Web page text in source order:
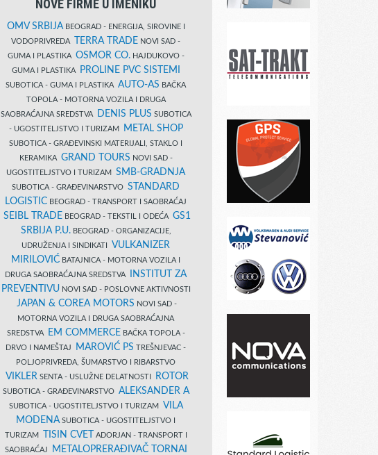
NOVE FIRME U IMENIKU
OMV SRBIJABEOGRAD - ENERGIJA, SIROVINE I
VODOPRIVREDA
TERRA TRADE NOVI SAD -
GUMA I PLASTIKA OSMOR CO.HAJDUKOVO -
GUMA I PLASTIKA
PROLINE PVC SISTEMI
SUBOTICA - GUMA I PLASTIKA AUTO-AS BAČKA
TOPOLA - MOTORNA VOZILA I DRUGA
SAOBRAĆAJNA SREDSTVA
DENIS PLUS SUBOTICA
- UGOSTITELJSTVO I TURIZAM
METAL SHOP
SUBOTICA - GRAĐEVINSKI MATERIJALI, STAKLO I
KERAMIKA GRAND TOURS NOVI SAD -
UGOSTITELJSTVO I TURIZAM SMB-GRADNJA
SUBOTICA - GRAĐEVINARSTVO STANDARD
LOGISTIC BEOGRAD - TRANSPORT I SAOBRAĆAJ
SEIBL TRADE BEOGRAD - TEKSTIL I ODEĆA GS1
SRBIJA P.U.BEOGRAD - ORGANIZACIJE,
UDRUŽENJA I SINDIKATI VULKANIZER
MIRILOVIĆ BATAJNICA - MOTORNA VOZILA I
DRUGA SAOBRAĆAJNA SREDSTVA
INSTITUT ZA
PREVENTIVUNOVI SAD - POSLOVNE AKTIVNOSTI
JAPAN & COREA MOTORS NOVI SAD -
MOTORNA VOZILA I DRUGA SAOBRAĆAJNA
SREDSTVA
EM COMMERCE BAČKA TOPOLA -
DRVO I NAMEŠTAJ
MAROVIĆ PS TREŠNJEVAC -
POLJOPRIVREDA, ŠUMARSTVO I RIBARSTVO
VIKLER SENTA - USLUŽNE DELATNOSTI ROTOR
SUBOTICA - GRAĐEVINARSTVO ALEKSANDER A
SUBOTICA - UGOSTITELJSTVO I TURIZAM VILA
MODENA SUBOTICA - UGOSTITELJSTVO I
TURIZAM
TISIN CVET
ADORJAN - TRANSPORT I
SAOBRAĆAJ
METALOPRERAĐIVAČ TORNAI